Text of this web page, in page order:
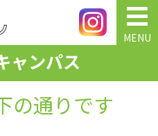
MENU
ャンパス
の通りです